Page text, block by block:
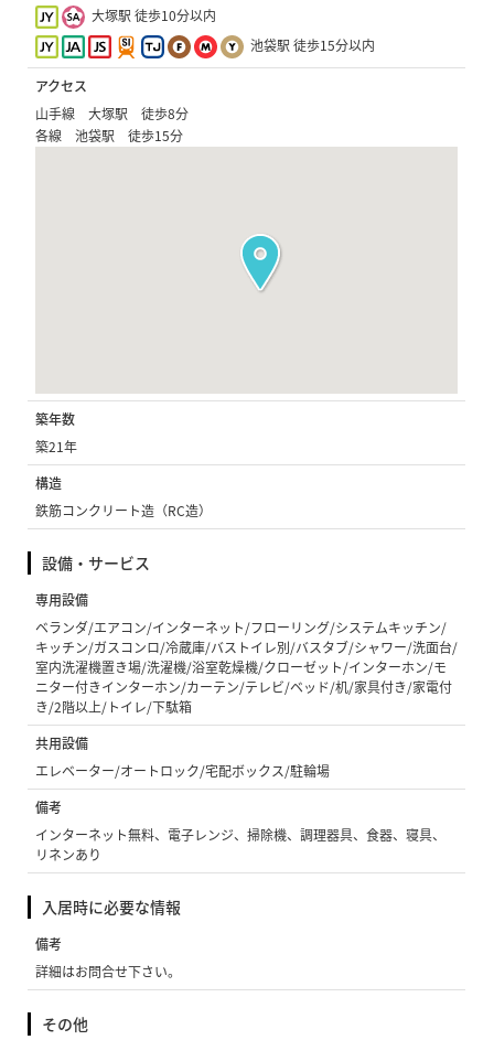
大塚駅 徒歩10分以内
池袋駅 徒歩15分以内
アクセス
山手線 大塚駅 徒歩8分
各線 池袋駅 徒歩15分
築年数
築21年
構造
鉄筋コンクリート造（RC造）
設備・サービス
専用設備
ベランダ/エアコン/インターネット/フローリング/システムキッチン/
キッチン/ガスコンロ/冷蔵庫/バストイレ別/バスタブ/シャワー/洗面台/
室内洗濯機置き場/洗濯機/浴室乾燥機/クローゼット/インターホン/モ
ニター付きインターホン/カーテン/テレビ/ベッド/机/家具付き/家電付
き/2階以上/トイレ/下駄箱
共用設備
エレベーター/オートロック/宅配ボックス/駐輪場
備考
インターネット無料、電子レンジ、掃除機、調理器具、食器、寝具、
リネンあり
入居時に必要な情報
備考
詳細はお問合せ下さい。
その他